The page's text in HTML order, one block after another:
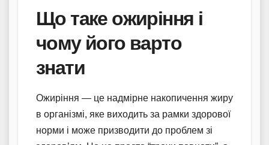
Що таке ожиріння і
чому його варто
знати
Ожиріння — це надмірне накопичення жиру
в організмі, яке виходить за рамки здорової
норми і може призводити до проблем зі